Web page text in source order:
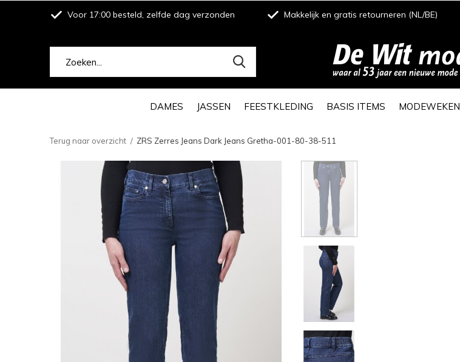
DAMES JASSEN FEESTKLEDING BASIS ITEMS MODEWEKEN
Voor 17:00 besteld, zelfde dag verzonden Makkelijk en gratis retourneren (NL/BE)
Terug naar overzicht ZRS Zerres Jeans Dark Jeans Gretha-001-80-38-511